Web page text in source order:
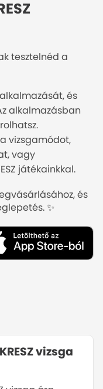
tesztelnéd a
alkalmazását, és
alkalmazásban
vizsgamódot,
vagy
játékainkkal.
és
✨
vizsga